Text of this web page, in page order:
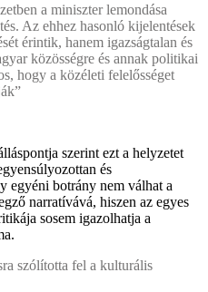
a miniszter lemondása
Az ehhez hasonló kijelentések
érintik, hanem igazságtalan és
közösségre és annak politikai
hogy a közéleti felelősséget
szerint ezt a helyzetet
és
egyéni botrány nem válhat a
narratívává, hiszen az egyes
sosem igazolhatja a
szólította fel a kulturális